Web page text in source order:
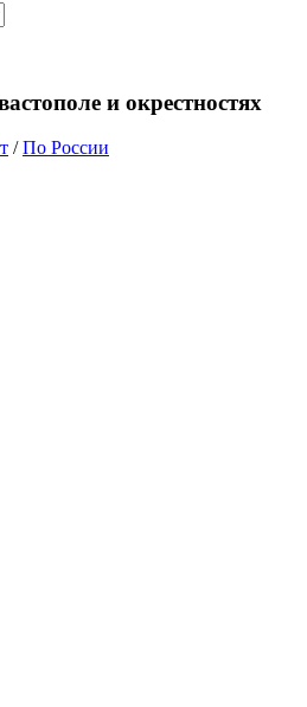
и окрестностях
/По России